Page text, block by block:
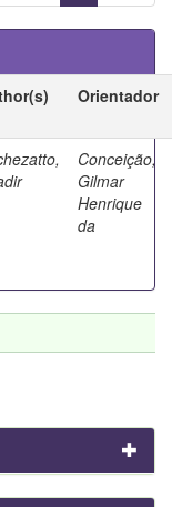
Orientador
Conceição,
Gilmar
Henrique
da